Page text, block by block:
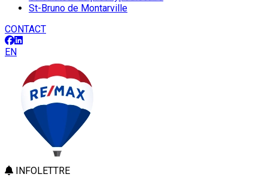
St-Bruno de Montarville
CONTACT
EN
INFOLETTRE